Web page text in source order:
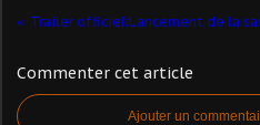
Trailer officiel:Lancement de la
Commenter cet article
Ajouter un